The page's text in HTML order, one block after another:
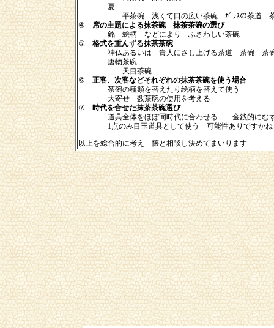
夏
平茶碗 浅くて口の広い茶碗 ｶﾞﾗｽの茶道
④ 席の主題による抹茶碗 抹茶茶碗の選び
銘 絵柄 などにより ふさわしい茶碗
⑤ 格式を重んずる抹茶茶碗
神仏あるいは 貴人にさし上げる茶道 茶碗 茶
唐物茶碗
天目茶碗
⑥ 正客、次客などそれぞれの抹茶茶碗を使う場合
茶碗の種類を替えたり絵柄を替えて使う
大寄せ 数茶碗の使用を考える
⑦ 時代を合せた抹茶茶碗選び
道具全体をほぼ同時代に合わせる 金銭的にむず
1点のみ目玉道具として使う 可能性ありですか
以上を総合的に考え 懐と相談し決めてまいります